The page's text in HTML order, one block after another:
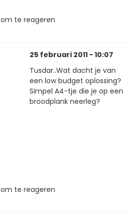
om te reageren
25 februari 2011 - 10:07
Tusdar..Wat dacht je van
een low budget oplossing?
Simpel A4-tje die je op een
broodplank neerleg?
om te reageren